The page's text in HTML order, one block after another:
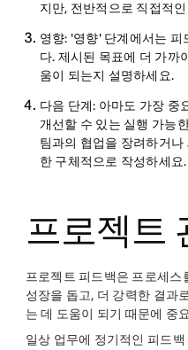
지만, 전반적으로 직접적
영향: '영향' 단계에서는 피
다. 제시된 목표에 더 가까
움이 되는지 설명하세요.
다음 단계: 아마도 가장 중
개선할 수 있는 실행 가능
팀과의 협업을 장려하거
한 구체적으로 작성하세요.
프로젝트
프로젝트 피드백은 프로세스
성장을 돕고, 더 강력한 결과
는 데 도움이 되기 때문에 중
일상 업무에 정기적인 피드